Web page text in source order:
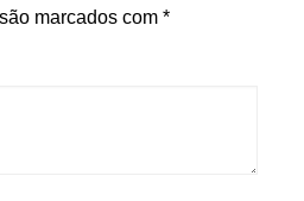
marcados com *